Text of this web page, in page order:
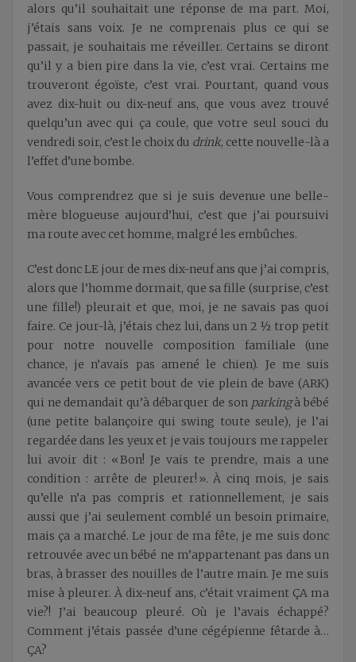
alors qu’il souhaitait une réponse de ma part. Moi,
j’étais sans voix. Je ne comprenais plus ce qui se
passait, je souhaitais me réveiller. Certains se diront
qu’il y a bien pire dans la vie, c’est vrai. Certains me
trouveront égoïste, c’est vrai. Pourtant, quand vous
avez dix-huit ou dix-neuf ans, que vous avez trouvé
quelqu’un avec qui ça coule, que votre seul souci du
vendredi soir, c’est le choix du drink, cette nouvelle-là a
l’effet d’une bombe.
Vous comprendrez que si je suis devenue une belle-
mère blogueuse aujourd’hui, c’est que j’ai poursuivi
ma route avec cet homme, malgré les embûches.
C’est donc LE jour de mes dix-neuf ans que j’ai compris,
alors que l’homme dormait, que sa fille (surprise, c’est
une fille!) pleurait et que, moi, je ne savais pas quoi
faire. Ce jour-là, j’étais chez lui, dans un 2 ½ trop petit
pour notre nouvelle composition familiale (une
chance, je n’avais pas amené le chien). Je me suis
avancée vers ce petit bout de vie plein de bave (ARK)
qui ne demandait qu’à débarquer de son parkingà bébé
(une petite balançoire qui swing toute seule), je l’ai
regardée dans les yeux et je vais toujours me rappeler
lui avoir dit : « Bon! Je vais te prendre, mais a une
condition : arrête de pleurer! ». À cinq mois, je sais
qu’elle n’a pas compris et rationnellement, je sais
aussi que j’ai seulement comblé un besoin primaire,
mais ça a marché. Le jour de ma fête, je me suis donc
retrouvée avec un bébé ne m’appartenant pas dans un
bras, à brasser des nouilles de l’autre main. Je me suis
mise à pleurer. À dix-neuf ans, c’était vraiment ÇA ma
vie?! J’ai beaucoup pleuré. Où je l’avais échappé?
Comment j’étais passée d’une cégépienne fêtarde à…
ÇA?